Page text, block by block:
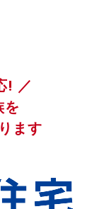
! ／
を
ます